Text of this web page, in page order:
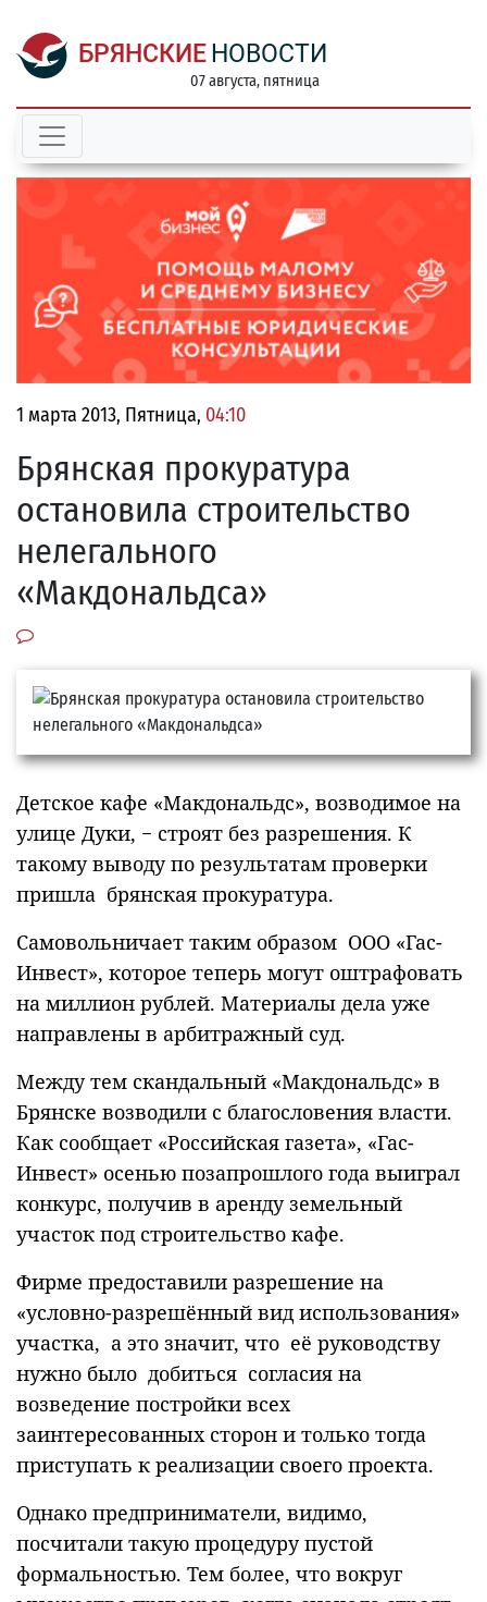
БРЯНСКИЕ НОВОСТИ
07 августа, пятница
1 марта 2013, Пятница, 04:10
Брянская прокуратура
остановила строительство
нелегального
«Макдональдса»
Детское кафе «Макдональдс», возводимое на
улице Дуки, − строят без разрешения. К
такому выводу по результатам проверки
пришла брянская прокуратура.
Самовольничает таким образом ООО «Гас-
Инвест», которое теперь могут оштрафовать
на миллион рублей. Материалы дела уже
направлены в арбитражный суд.
Между тем скандальный «Макдональдс» в
Брянске возводили с благословения власти.
Как сообщает «Российская газета», «Гас-
Инвест» осенью позапрошлого года выиграл
конкурс, получив в аренду земельный
участок под строительство кафе.
Фирме предоставили разрешение на
«условно-разрешённый вид использования»
участка, а это значит, что её руководству
нужно было добиться согласия на
возведение постройки всех
заинтересованных сторон и только тогда
приступать к реализации своего проекта.
Однако предприниматели, видимо,
посчитали такую процедуру пустой
формальностью. Тем более, что вокруг